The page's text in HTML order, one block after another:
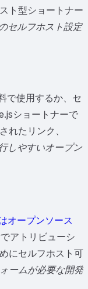
ト型ショートナー
セルフホスト設定
で使用するか、セ
ショートナーで
れたリンク、
しやすいオープン
オープンソース
アトリビューシ
にセルフホスト可
ームが必要な開発